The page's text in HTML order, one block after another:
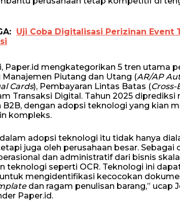
Uji Coba Digitalisasi Perizinan Event
Paper.id mengkategorikan 5 tren utama
Piutang dan Utang (AR/AP
Cards), Pembayaran Lintas Batas (
Transaksi Digital. Tahun 2025
B2B, dengan adopsi teknologi yang kian
kompleks.
adopsi teknologi itu tidak hanya
juga oleh perusahaan besar.
dan administratif dari bisnis
teknologi seperti OCR. Teknologi ini
mengidentifikasi kecocokan
dan ragam penulisan barang,”
Paper.id.